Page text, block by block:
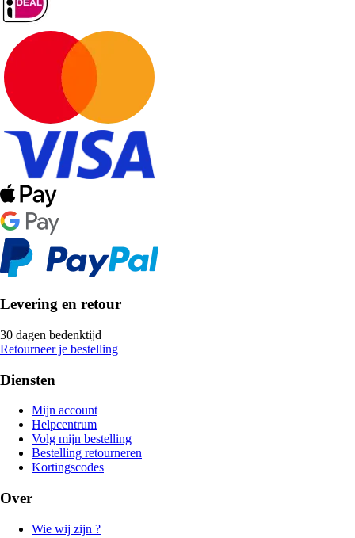
Levering en retour
30 dagen bedenktijd
Retourneer je bestelling
Diensten
Mijn account
Helpcentrum
Volg mijn bestelling
Bestelling retourneren
Kortingscodes
Over
Wie wij zijn ?